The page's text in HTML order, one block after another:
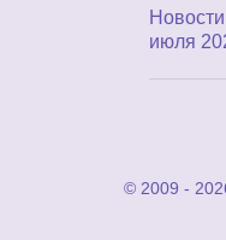
июля
© 2009 -